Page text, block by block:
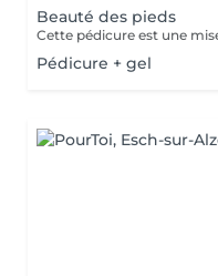
Beauté des pieds
Pédicure + gel